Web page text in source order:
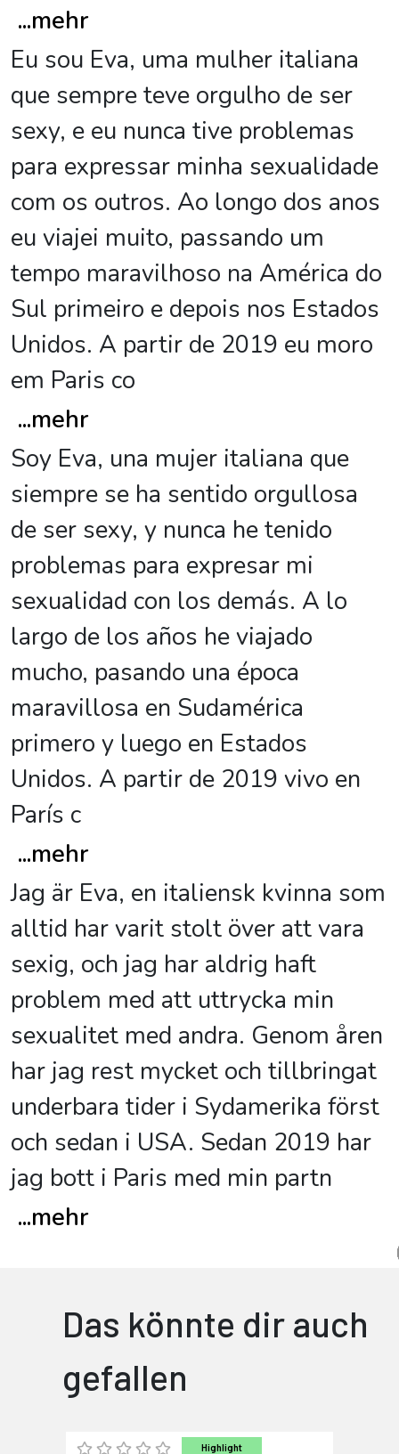
...mehr
Eu sou Eva, uma mulher italiana
que sempre teve orgulho de ser
sexy, e eu nunca tive problemas
para expressar minha sexualidade
com os outros. Ao longo dos anos
eu viajei muito, passando um
tempo maravilhoso na América do
Sul primeiro e depois nos Estados
Unidos. A partir de 2019 eu moro
em Paris co
...mehr
Soy Eva, una mujer italiana que
siempre se ha sentido orgullosa
de ser sexy, y nunca he tenido
problemas para expresar mi
sexualidad con los demás. A lo
largo de los años he viajado
mucho, pasando una época
maravillosa en Sudamérica
primero y luego en Estados
Unidos. A partir de 2019 vivo en
París c
...mehr
Jag är Eva, en italiensk kvinna som
alltid har varit stolt över att vara
sexig, och jag har aldrig haft
problem med att uttrycka min
sexualitet med andra. Genom åren
har jag rest mycket och tillbringat
underbara tider i Sydamerika först
och sedan i USA. Sedan 2019 har
jag bott i Paris med min partn
...mehr
Das könnte dir auch
gefallen
Highlight